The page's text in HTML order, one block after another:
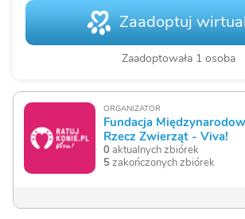
Zaadoptuj
Zaadoptowała 1 osoba
ORGANIZATOR
Fundacja
Rzecz Zwierząt - Viva!
0aktualnych zbiórek
5zakończonych zbiórek